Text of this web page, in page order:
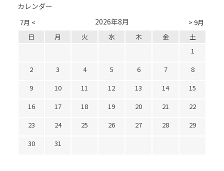
カレンダー
7月 < > 9月
2026年8月
日 月 火 水 木 金
土
1
2
3 4 5 6 7
8
9
10 11 12 13 14
15
16
17 18 19 20 21
22
23
24 25 26 27 28
29
30
31